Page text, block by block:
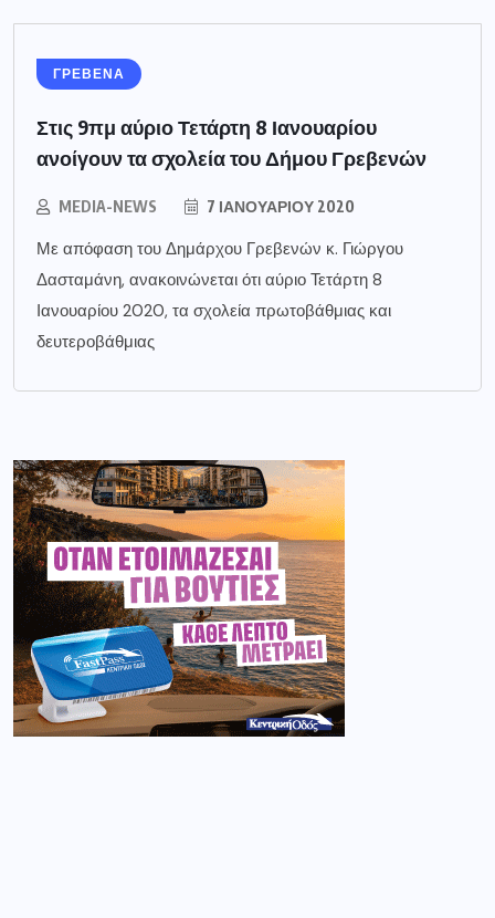
ΓΡΕΒΕΝΑ
Στις 9πμ αύριο Τετάρτη 8 Ιανουαρίου
ανοίγουν τα σχολεία του Δήμου Γρεβενών
MEDIA-NEWS 7 ΙΑΝΟΥΑΡΊΟΥ 2020
Με απόφαση του Δημάρχου Γρεβενών κ. Γιώργου
Δασταμάνη, ανακοινώνεται ότι αύριο Τετάρτη 8
Ιανουαρίου 2020, τα σχολεία πρωτοβάθμιας και
δευτεροβάθμιας